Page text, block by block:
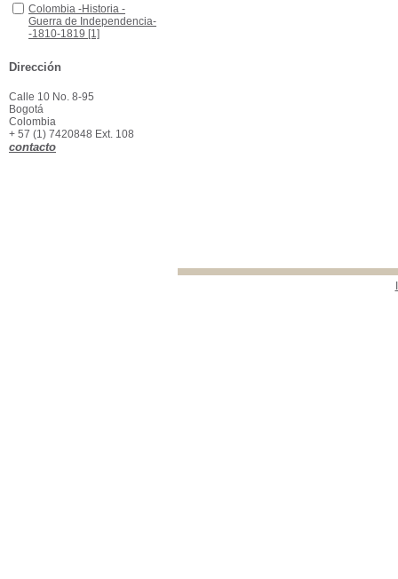
Colombia -Historia -Guerra de Independencia--1810-1819
Colombia -Historia -
Guerra de Independencia-
-1810-1819 [1]
Dirección
Calle 10 No. 8-95
Bogotá
Colombia
+ 57 (1) 7420848 Ext. 108
contacto